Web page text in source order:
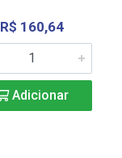
R$ 160,64
Adicionar